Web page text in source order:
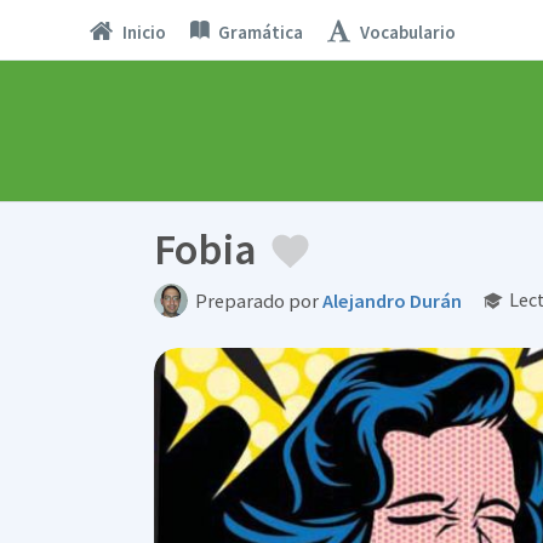
Inicio Gramática Vocabulario
Fobia
Preparado porAlejandro Durán